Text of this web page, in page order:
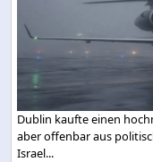
Dublin kaufte einen
aber offenbar aus
Israel...